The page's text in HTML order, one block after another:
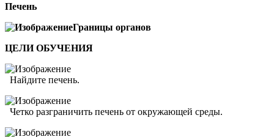
Печень
Границы органов
ЦЕЛИ ОБУЧЕНИЯ
Найдите печень.
Четко разграничить печень от окружающей среды.